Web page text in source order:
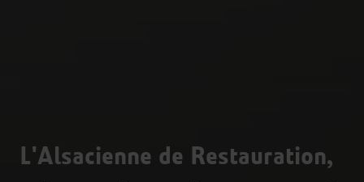
L'Alsacienne de Restauration,